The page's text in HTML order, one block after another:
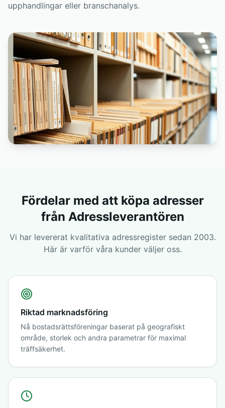
upphandlingar eller branschanalys.
Fördelar med att köpa adresser
från Adressleverantören
Vi har levererat kvalitativa adressregister sedan 2003.
Här är varför våra kunder väljer oss.
Riktad marknadsföring
Nå bostadsrättsföreningar baserat på geografiskt
område, storlek och andra parametrar för maximal
träffsäkerhet.